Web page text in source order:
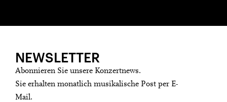
NEWSLETTER
Abonnieren Sie unsere Konzertnews.
Sie erhalten monatlich musikalische Post per E-
Mail.